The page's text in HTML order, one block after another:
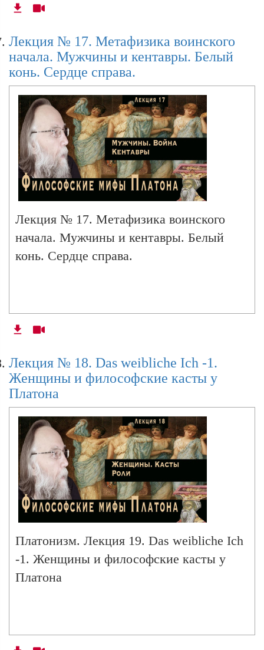
Лекция № 17. Метафизика воинского
начала. Мужчины и кентавры. Белый
конь. Сердце справа.
Лекция № 17. Метафизика воинского
начала. Мужчины и кентавры. Белый
конь. Сердце справа.
Лекция № 18. Das weibliche Ich -1.
Женщины и философские касты у
Платона
Платонизм. Лекция 19. Das weibliche Ich
-1. Женщины и философские касты у
Платона